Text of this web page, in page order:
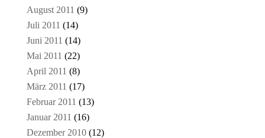
August 2011 (9)
Juli 2011 (14)
Juni 2011 (14)
Mai 2011 (22)
April 2011 (8)
März 2011 (17)
Februar 2011 (13)
Januar 2011 (16)
Dezember 2010(12)